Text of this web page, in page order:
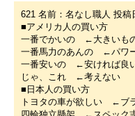
621 名前：名なし職人 投稿
■アメリカ人の買い方
一番でかいの ←大きいも
一番馬力のあんの ←パワ
一番安いの ←安ければ良
じゃ、これ ←考えない
■日本人の買い方
トヨタの車が欲しい ←ブ